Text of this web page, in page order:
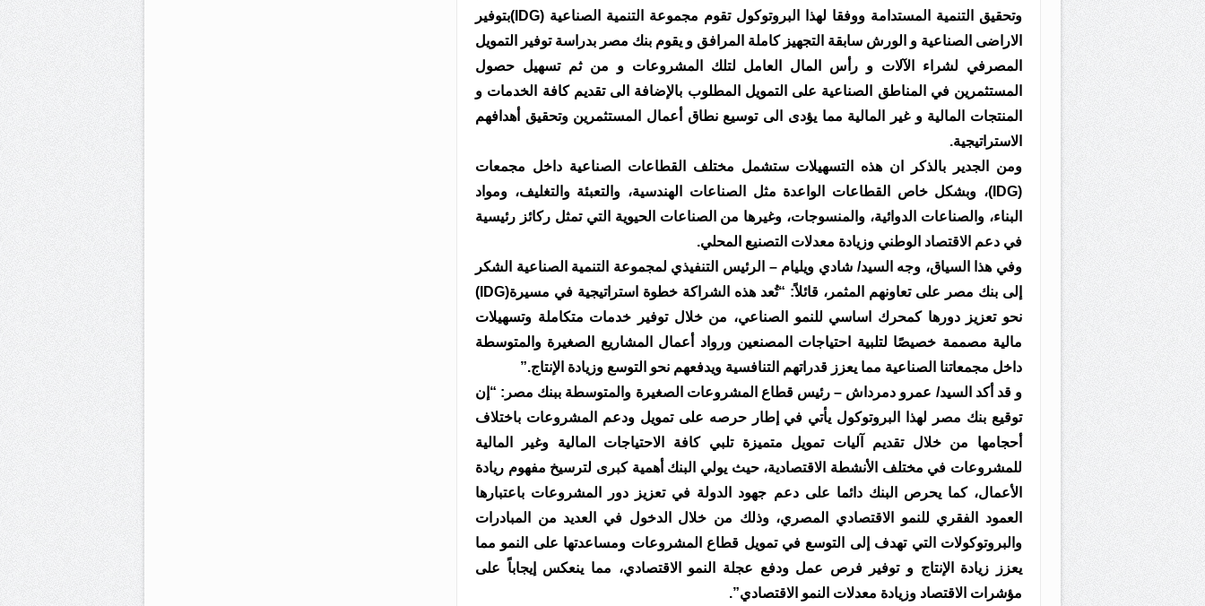
وتحقيق التنمية المستدامة ووفقا لهذا البروتوكول تقوم مجموعة التنمية الصناعية (IDG)بتوفير
الاراضى الصناعية و الورش سابقة التجهيز كاملة المرافق و يقوم بنك مصر بدراسة توفير التمويل
المصرفي لشراء الآلات و رأس المال العامل لتلك المشروعات و من ثم تسهيل حصول
المستثمرين في المناطق الصناعية على التمويل المطلوب بالإضافة الى تقديم كافة الخدمات و
المنتجات المالية و غير المالية مما يؤدى الى توسيع نطاق أعمال المستثمرين وتحقيق أهدافهم
الاستراتيجية.
ومن الجدير بالذكر ان هذه التسهيلات ستشمل مختلف القطاعات الصناعية داخل مجمعات
(IDG)، وبشكل خاص القطاعات الواعدة مثل الصناعات الهندسية، والتعبئة والتغليف، ومواد
البناء، والصناعات الدوائية، والمنسوجات، وغيرها من الصناعات الحيوية التي تمثل ركائز رئيسية
في دعم الاقتصاد الوطني وزيادة معدلات التصنيع المحلي.
وفي هذا السياق، وجه السيد/ شادي ويليام – الرئيس التنفيذي لمجموعة التنمية الصناعية الشكر
إلى بنك مصر على تعاونهم المثمر، قائلاً: “تُعد هذه الشراكة خطوة استراتيجية في مسيرة(IDG)
نحو تعزيز دورها كمحرك اساسي للنمو الصناعي، من خلال توفير خدمات متكاملة وتسهيلات
مالية مصممة خصيصًا لتلبية احتياجات المصنعين ورواد أعمال المشاريع الصغيرة والمتوسطة
داخل مجمعاتنا الصناعية مما يعزز قدراتهم التنافسية ويدفعهم نحو التوسع وزيادة الإنتاج.”
و قد أكد السيد/ عمرو دمرداش – رئيس قطاع المشروعات الصغيرة والمتوسطة ببنك مصر: “إن
توقيع بنك مصر لهذا البروتوكول يأتي في إطار حرصه على تمويل ودعم المشروعات باختلاف
أحجامها من خلال تقديم آليات تمويل متميزة تلبي كافة الاحتياجات المالية وغير المالية
للمشروعات في مختلف الأنشطة الاقتصادية، حيث يولي البنك أهمية كبرى لترسيخ مفهوم ريادة
الأعمال، كما يحرص البنك دائما على دعم جهود الدولة في تعزيز دور المشروعات باعتبارها
العمود الفقري للنمو الاقتصادي المصري، وذلك من خلال الدخول في العديد من المبادرات
والبروتوكولات التي تهدف إلى التوسع في تمويل قطاع المشروعات ومساعدتها على النمو مما
يعزز زيادة الإنتاج و توفير فرص عمل ودفع عجلة النمو الاقتصادي، مما ينعكس إيجاباً على
مؤشرات الاقتصاد وزيادة معدلات النمو الاقتصادي”.